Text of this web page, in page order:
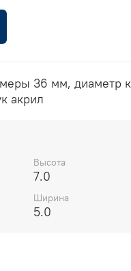
36 мм, диаметр
акрил
Высота
7.0
Ширина
5.0